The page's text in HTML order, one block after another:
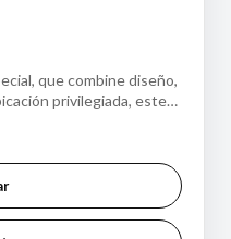
que combine diseño,
privilegiada, este